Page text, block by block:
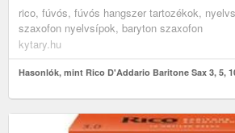
rico, fúvós, fúvós hangszer tartozékok,
szaxofon nyelvsípok, baryton szaxofon
kytary.hu
Hasonlók, mint Rico D'Addario Baritone Sax 3, 5,